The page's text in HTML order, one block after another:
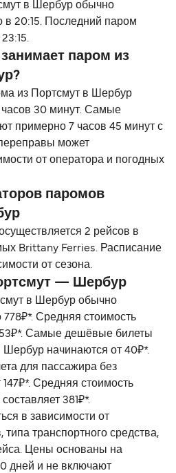
в Шербур обычно
в 20:15. Последний паром
паром из
из Портсмут в Шербур
часов 30 минут. Самые
примерно 7 часов 45 минут с
может
от оператора и погодных
паромов
2 рейсов в
Brittany Ferries. Расписание
от сезона.
— Шербур
в Шербур обычно
Средняя стоимость
Самые дешёвые билеты
Шербур начинаются от 40₽*.
для пассажира без
Средняя стоимость
381₽*.
в зависимости от
типа транспортного средства,
Цены основаны на
дней и не включают